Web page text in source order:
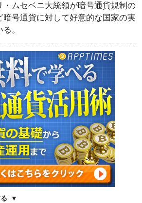
・ムセベニ大統領が暗号通貨規制の
暗号通貨に対して好意的な国家の実
。